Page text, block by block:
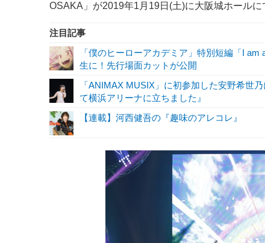
OSAKA」が2019年1月19日(土)に大阪城ホール
注目記事
「僕のヒーローアカデミア」特別短編「I
生に！先行場面カットが公開
「ANIMAX MUSIX」に初参加した安野希世
て横浜アリーナに立ちました』
【連載】河西健吾の『趣味のアレコレ』